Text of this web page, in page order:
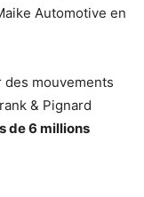
Automotive en
des mouvements
& Pignard
de 6 millions